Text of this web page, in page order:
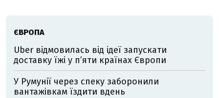
ЄВРОПА
Uber відмовилась від ідеї запускати
доставку їжі у пʼяти країнах Європи
У Румунії через спеку заборонили
вантажівкам їздити вдень